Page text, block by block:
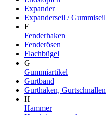
Expander
Expanderseil / Gummiseil
F
Fenderhaken
Fenderösen
Flachbügel
G
Gummiartikel
Gurtband
Gurthaken, Gurtschnallen
H
Hammer